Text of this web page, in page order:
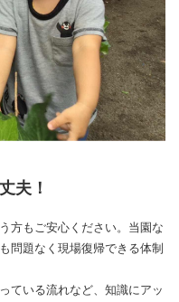
夫！
方もご安心ください。当園な
問題なく現場復帰できる体制
ている流れなど、知識にアッ